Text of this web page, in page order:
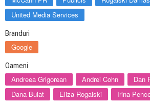
United Media Services
Branduri
Google
Oameni
Andreea Grigorean Andrei Cohn
Dan
Dana Bulat
Eliza Rogalski Irina